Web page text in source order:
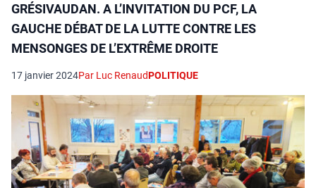
GRÉSIVAUDAN. A L’INVITATION DU PCF, LA
GAUCHE DÉBAT DE LA LUTTE CONTRE LES
MENSONGES DE L’EXTRÊME DROITE
17 janvier 2024Par Luc RenaudPOLITIQUE